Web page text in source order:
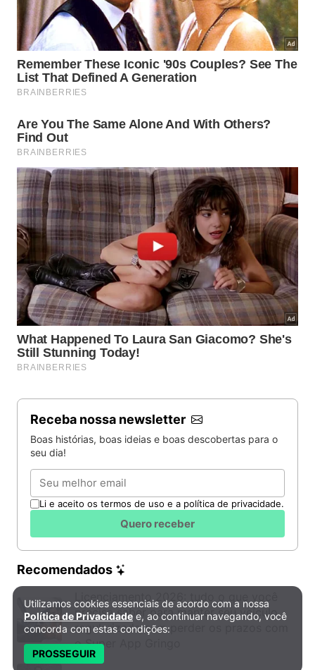
Receba nossa newsletter
Boas histórias, boas ideias e boas descobertas para o
seu dia!
Email
Li e aceito os termos de uso e a política de privacidade.
Quero receber
Recomendados
Licenciamento 2026: tudo o que você
precisa saber para manter seu veículo
regularizado sem perder os prazos com
o Super App Gringo
Política de Privacidade e Cookies
Utilizamos cookies essenciais de acordo com a nossa
Política de Privacidade e, ao continuar navegando, você
concorda com estas condições:
PROSSEGUIR